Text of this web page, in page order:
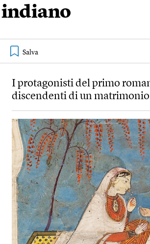
indiano
I protagonisti del primo
discendenti di un